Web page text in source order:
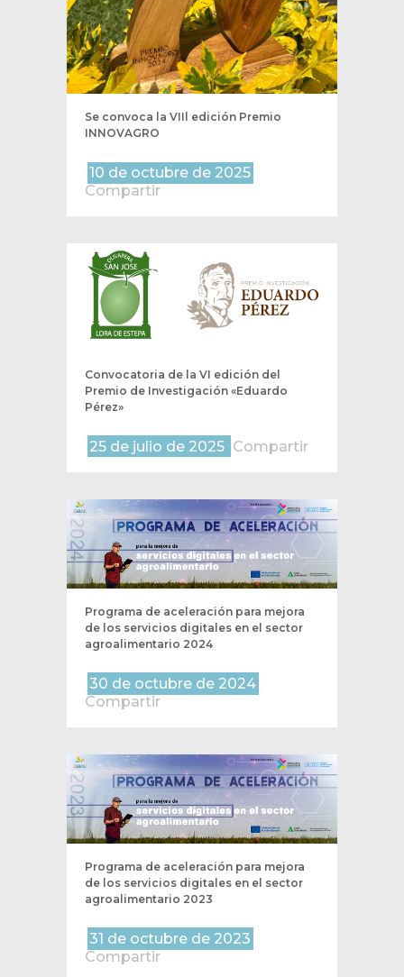
Se convoca la VIIl edición Premio
INNOVAGRO
10 de octubre de 2025
Compartir
Convocatoria de la VI edición del
Premio de Investigación «Eduardo
Pérez»
25 de julio de 2025 Compartir
Programa de aceleración para mejora
de los servicios digitales en el sector
agroalimentario 2024
30 de octubre de 2024
Compartir
Programa de aceleración para mejora
de los servicios digitales en el sector
agroalimentario 2023
31 de octubre de 2023
Compartir